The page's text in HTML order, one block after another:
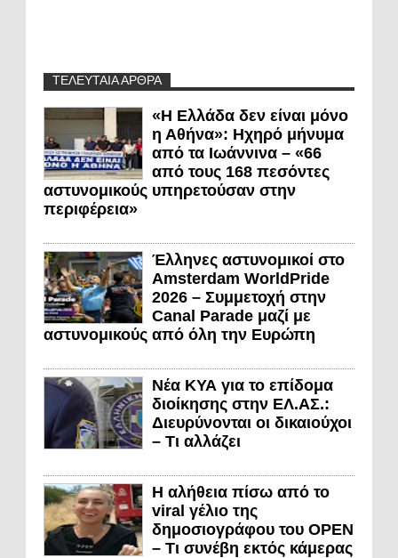
ΤΕΛΕΥΤΑΙΑ ΑΡΘΡΑ
«Η Ελλάδα δεν είναι μόνο
η Αθήνα»: Ηχηρό μήνυμα
από τα Ιωάννινα – «66
από τους 168 πεσόντες
αστυνομικούς υπηρετούσαν στην
περιφέρεια»
Έλληνες αστυνομικοί στο
Amsterdam WorldPride
2026 – Συμμετοχή στην
Canal Parade μαζί με
αστυνομικούς από όλη την Ευρώπη
Νέα ΚΥΑ για το επίδομα
διοίκησης στην ΕΛ.ΑΣ.:
Διευρύνονται οι δικαιούχοι
– Τι αλλάζει
Η αλήθεια πίσω από το
viral γέλιο της
δημοσιογράφου του OPEN
– Τι συνέβη εκτός κάμερας